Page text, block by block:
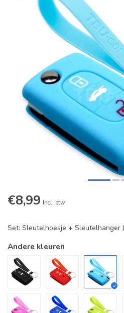
€8,99 Incl. btw
Set: Sleutelhoesje + Sleutelhanger
Andere kleuren